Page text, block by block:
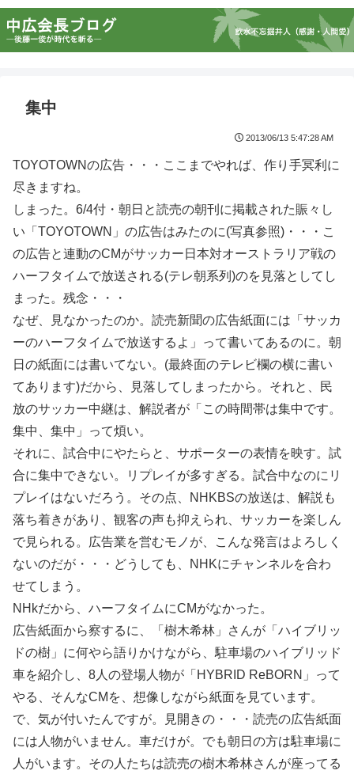
集中
2013/06/13 5:47:28 AM
TOYOTOWNの広告・・・ここまでやれば、作り手冥利に
尽きますね。
しまった。6/4付・朝日と読売の朝刊に掲載された賑々し
い「TOYOTOWN」の広告はみたのに(写真参照)・・・こ
の広告と連動のCMがサッカー日本対オーストラリア戦の
ハーフタイムで放送される(テレ朝系列)のを見落としてし
まった。残念・・・
なぜ、見なかったのか。読売新聞の広告紙面には「サッカ
ーのハーフタイムで放送するよ」って書いてあるのに。朝
日の紙面には書いてない。(最終面のテレビ欄の横に書い
てあります)だから、見落してしまったから。それと、民
放のサッカー中継は、解説者が「この時間帯は集中です。
集中、集中」って煩い。
それに、試合中にやたらと、サポーターの表情を映す。試
合に集中できない。リプレイが多すぎる。試合中なのにリ
プレイはないだろう。その点、NHKBSの放送は、解説も
落ち着きがあり、観客の声も抑えられ、サッカーを楽しん
で見られる。広告業を営むモノが、こんな発言はよろしく
ないのだが・・・どうしても、NHKにチャンネルを合わ
せてしまう。
NHkだから、ハーフタイムにCMがなかった。
広告紙面から察するに、「樹木希林」さんが「ハイブリッ
ドの樹」に何やら語りかけながら、駐車場のハイブリッド
車を紹介し、8人の登場人物が「HYBRID ReBORN」って
やる、そんなCMを、想像しながら紙面を見ています。
で、気が付いたんですが。見開きの・・・読売の広告紙面
には人物がいません。車だけが。でも朝日の方は駐車場に
人がいます。その人たちは読売の樹木希林さんが座ってる